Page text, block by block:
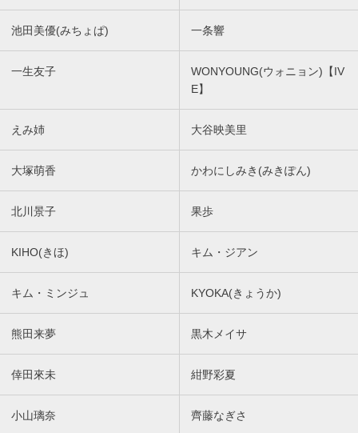
池田美優(みちょぱ) 一条響
一生友子
WONYOUNG(ウォニョン)【IV
E】
えみ姉 大谷映美里
大塚萌香 かわにしみき(みきぽん)
北川景子 果歩
KIHO(きほ) キム・ジアン
キム・ミンジュ KYOKA(きょうか)
熊田来夢 黒木メイサ
倖田來未 紺野彩夏
小山璃奈 齊藤なぎさ